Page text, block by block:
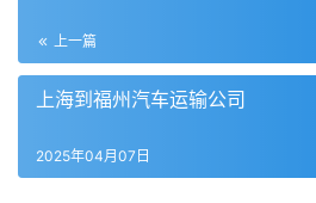
上一篇
上海到福州汽车运输公司
2025年04月07日